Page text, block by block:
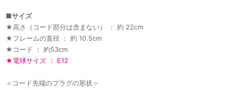
■サイズ
★高さ（コード部分は含まない） ： 約 22cm
★フレームの直径 ： 約 10.5cm
★コード ： 約53cm
★電球サイズ ： E12
＜コード先端のプラグの形状＞